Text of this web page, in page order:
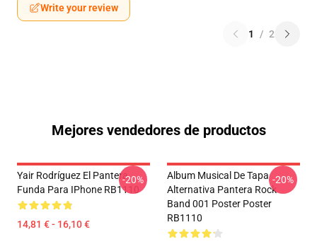
Write your review
1 / 2
Mejores vendedores de productos
Yair Rodríguez El Pantera
Funda Para IPhone RB1110
14,81 € - 16,10 €
-20%
Album Musical De Tapa
Alternativa Pantera Rock
Band 001 Poster Poster
RB1110
-20%